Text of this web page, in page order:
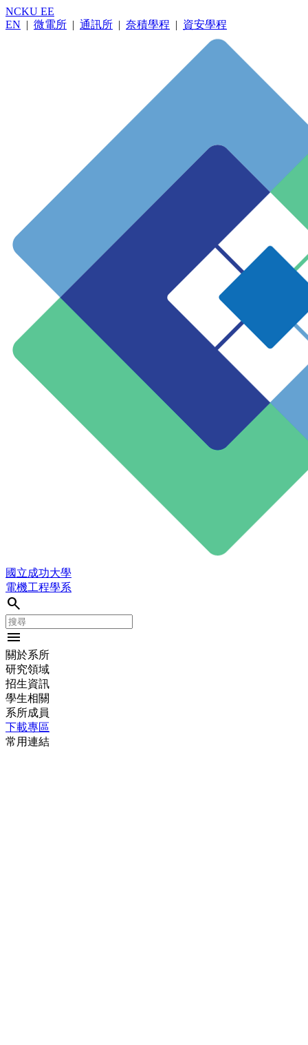
NCKU EE
EN | 微電所 | 通訊所 | 奈積學程 | 資安學程
國立成功大學
電機工程學系
search
menu
關於系所
研究領域
招生資訊
學生相關
系所成員
下載專區
常用連結